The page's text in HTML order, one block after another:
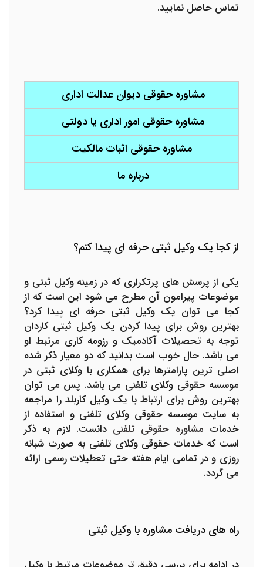
تماس حاصل نمایید.
مشاوره حقوقی دیوان عدالت اداری
مشاوره حقوقی امور اداری یا دولتی
مشاوره حقوقی اثبات مالکیت
درباره ما
از کجا یک وکیل ثبتی حرفه ای پیدا کنم؟
یکی از پرسش های پرتکراری که در زمینه وکیل ثبتی و
موضوعات پیرامون آن مطرح می شود این است که از
کجا می توان یک وکیل ثبتی حرفه ای پیدا کرد؟
بهترین روش برای پیدا کردن یک وکیل ثبتی کاردان
توجه به تحصیلات آکادمیک و رزومه کاری مرتبط او
می باشد. حال خوب است بدانید که دو معیار ذکر شده
اصلی ترین پارامترها برای همکاری با وکلای ثبتی در
موسسه حقوقی وکلای تلفنی می باشد. پس می توان
بهترین روش برای ارتباط با یک وکیل کاربلد را مراجعه
به سایت موسسه حقوقی وکلای تلفنی و استفاده از
خدمات مشاوره حقوقی تلفنی دانست. لازم به ذکر
است که خدمات حقوقی وکلای تلفنی به صورت شبانه
روزی و در تمامی ایام هفته حتی تعطیلات رسمی ارائه
می گردد.
راه های دریافت مشاوره با وکیل ثبتی